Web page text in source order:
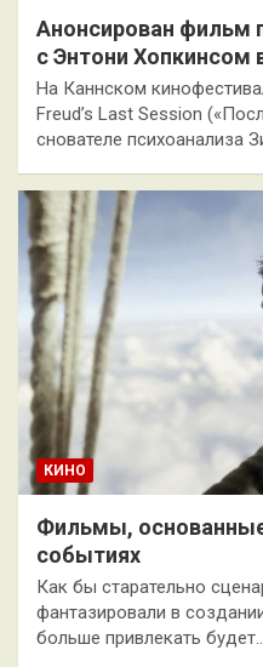
Анонсирован фильм
с Энтони Хопкинсом
На Каннском
Freud’s Last Session
снователе психоанализа
КИНО
Фильмы,
событиях
Как бы старательно
фантазировали в
больше привлекать